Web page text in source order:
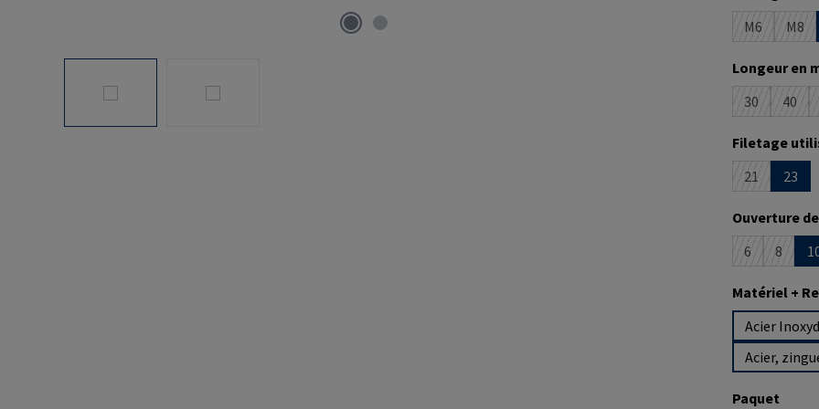
M6
(Cette
M8
Longeur en
30
(Cette
40
Filetage
21
(Cette
23
Sélectionnez
Ouverture
6
(Cette
8
(Cette
Matériel +
Acier
Acier,
Sélectionnez
Paquet